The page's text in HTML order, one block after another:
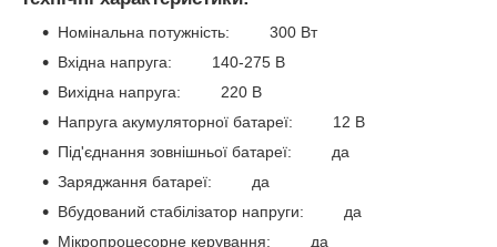
Номінальна потужність: 300 Вт
Вхідна напруга: 140-275 В
Вихідна напруга: 220 В
Напруга акумуляторної батареї: 12 В
Під'єднання зовнішньої батареї: да
Заряджання батареї: да
Вбудований стабілізатор напруги: да
Мікропроцесорне керування: да